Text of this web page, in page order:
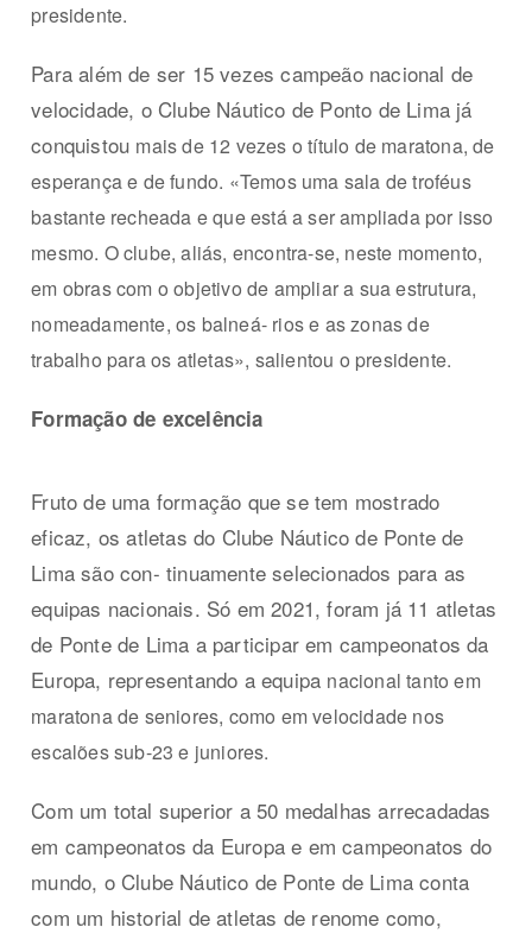
presidente.
Para além de ser 15 vezes campeão nacional de
velocidade, o Clube Náutico de Ponto de Lima já
conquistou mais de 12 vezes o título de maratona, de
esperança e de fundo. «Temos uma sala de troféus
bastante recheada e que está a ser ampliada por isso
mesmo. O clube, aliás, encontra-se, neste momento,
em obras com o objetivo de ampliar a sua estrutura,
nomeadamente, os balneá- rios e as zonas de
trabalho para os atletas», salientou o presidente.
Formação de excelência
Fruto de uma formação que se tem mostrado
eficaz, os atletas do Clube Náutico de Ponte de
Lima são con- tinuamente selecionados para as
equipas nacionais. Só em 2021, foram já 11 atletas
de Ponte de Lima a participar em campeonatos da
Europa, representando a equipa nacional tanto em
maratona de seniores, como em velocidade nos
escalões sub-23 e juniores.
Com um total superior a 50 medalhas arrecadadas
em campeonatos da Europa e em campeonatos do
mundo, o Clube Náutico de Ponte de Lima conta
com um historial de atletas de renome como,